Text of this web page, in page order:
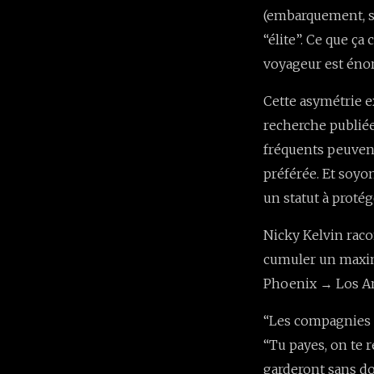
(embarquement,
“élite”. Ce que
voyageur est
Cette asymétrie
recherche
fréquents
préférée. Et
un statut à
Nicky Kelvin
cumuler un
Phoenix → Los
“Les
“Tu payes, on te
garderont sans